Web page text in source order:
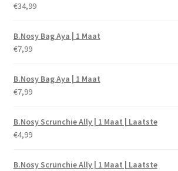
€34,99
B.Nosy Bag Aya | 1 Maat
€7,99
B.Nosy Bag Aya | 1 Maat
€7,99
B.Nosy Scrunchie Ally | 1 Maat | Laatste
€4,99
B.Nosy Scrunchie Ally | 1 Maat | Laatste